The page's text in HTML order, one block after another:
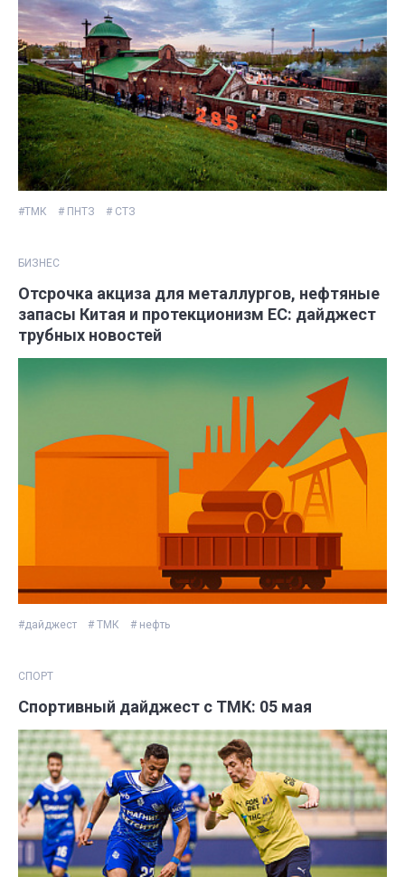
#ТМК # ПНТЗ # СТЗ
БИЗНЕС
Отсрочка акциза для металлургов, нефтяные
запасы Китая и протекционизм ЕС: дайджест
трубных новостей
#дайджест # ТМК # нефть
СПОРТ
Спортивный дайджест с ТМК: 05 мая